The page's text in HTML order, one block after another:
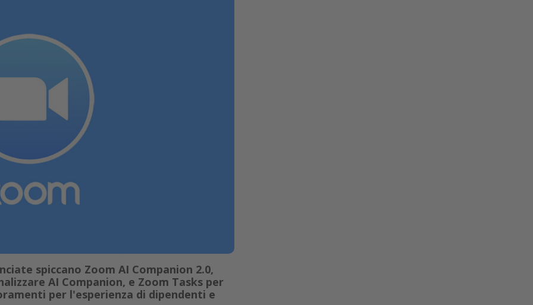
spiccano Zoom AI Companion 2.0,
AI Companion, e Zoom Tasks per
per l'esperienza di dipendenti e